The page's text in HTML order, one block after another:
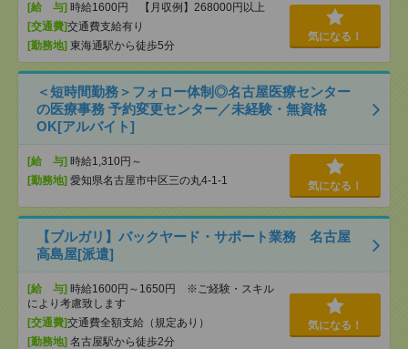
[給 与] 時給1600円 【月収例】268000円以上
[交通費]交通費支給有り
[勤務地] 東海通駅から徒歩5分
気になる！
＜短時間勤務＞フォロー体制◎名古屋医療センター
の医療事務 予約変更センター／未経験・無資格
OK[アルバイト]
[給 与] 時給1,310円～
[勤務地] 愛知県名古屋市中区三の丸4-1-1 気になる！
【ブルガリ】バックヤード・サポート業務 名古屋
高島屋[派遣]
[給 与] 時給1600円～1650円 ※ご経験・スキル
により考慮致します
[交通費]交通費全額支給（規定あり）
[勤務地] 名古屋駅から徒歩2分
気になる！